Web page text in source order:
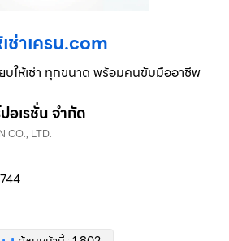
ช่าเครน.com
บให้เช่า ทุกขนาด พร้อมคนขับมืออาชีพ
อเรชั่น จำกัด
CO., LTD.